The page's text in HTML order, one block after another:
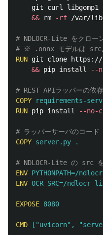
git curl
&&
rm -rf /var/
# NDLOCR-Lite をクロー
# ※ .onnx モデルは src/
RUN git clone
&& pip install --
# REST APIラッパーの依存
COPY requirements-
RUN pip install --no-
# ラッパーサーバのコード
COPY server.py .
# NDLOCR-Lite の src を
ENV PYTHONPATH=/
ENV OCR_SRC=/
EXPOSE 8080
CMD ["uvicorn",